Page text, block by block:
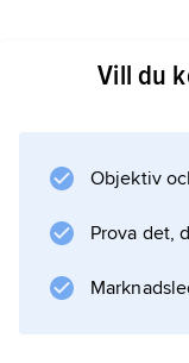
Vill du
Objektiv
Prova det,